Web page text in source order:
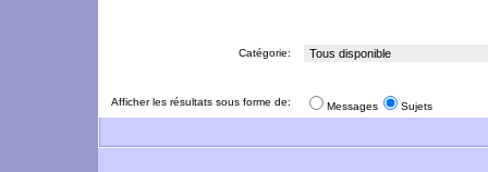
Catégorie:
Afficher les résultats sous forme de: Messages Sujets